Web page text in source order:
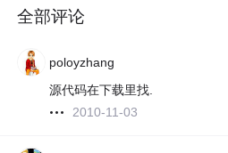
全部评论
poloyzhang
源代码在下载里找.
2010-11-03